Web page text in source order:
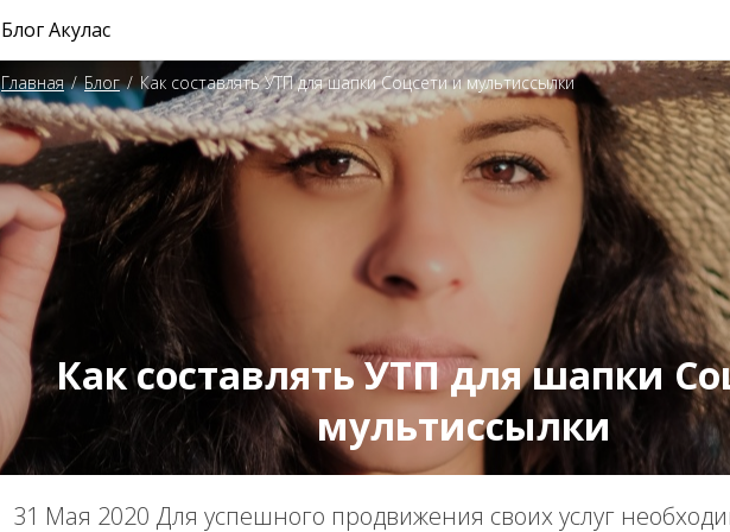
Блог Акулас
Главная / Блог / Как составлять УТП для шапки Соцсети и мультиссылки
Как составлять УТП для шапки
мультиссылки
31 Мая 2020 Для успешного продвижения своих услуг